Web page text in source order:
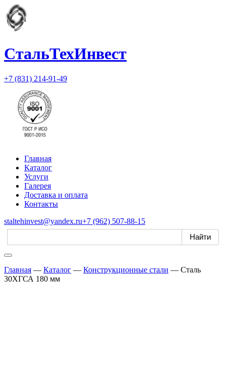
СтальТехИнвест
+7 (831) 214-91-49
Главная
Каталог
Услуги
Галерея
Доставка и оплата
Контакты
staltehinvest@yandex.ru+7 (962) 507-88-15
Главная — Каталог — Конструкционные стали — Сталь
30ХГСА 180 мм